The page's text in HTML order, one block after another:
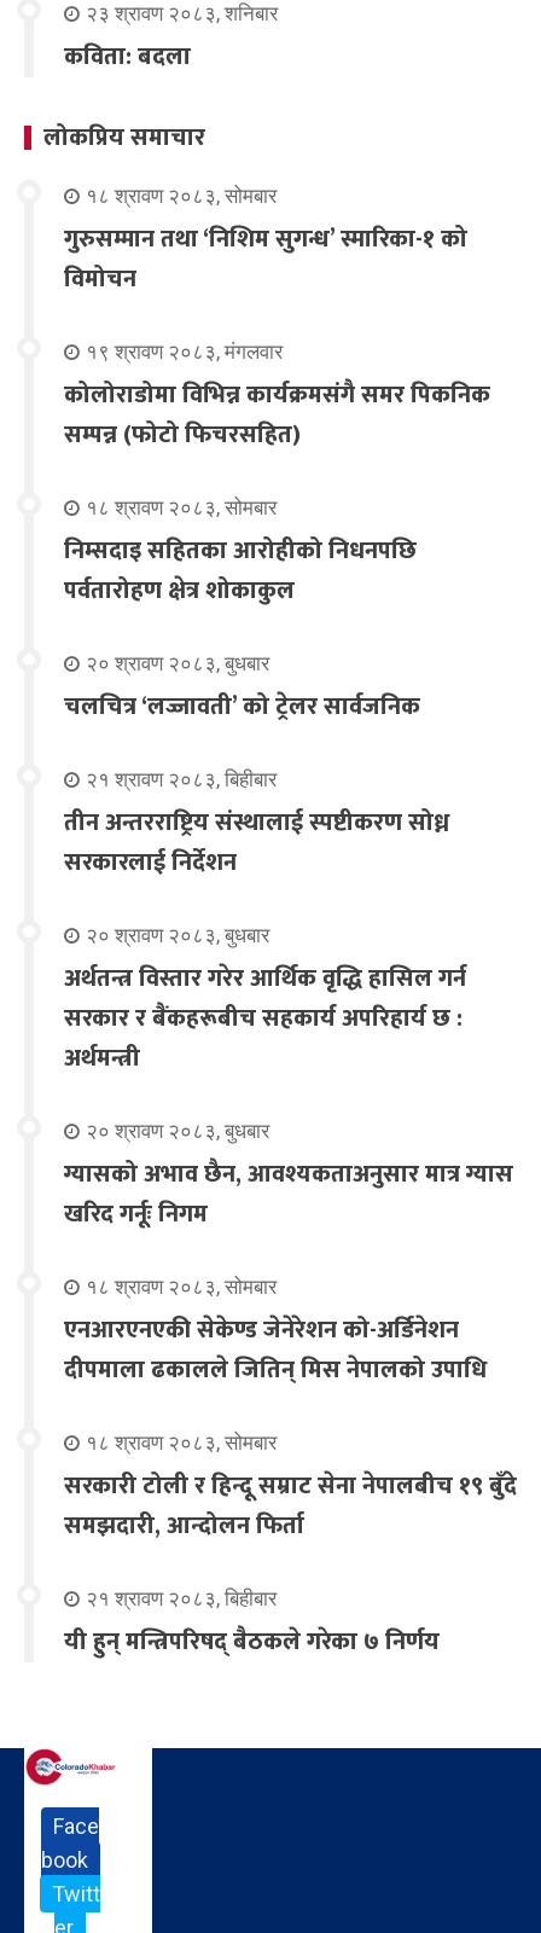
२३ श्रावण २०८३, शनिबार
कविता: बदला
लोकप्रिय समाचार
१८ श्रावण २०८३, सोमबार
गुरुसम्मान तथा ‘निशिम सुगन्ध’ स्मारिका-१ को
विमोचन
१९ श्रावण २०८३, मंगलवार
कोलोराडोमा विभिन्न कार्यक्रमसंगै समर पिकनिक
सम्पन्न (फोटो फिचरसहित)
१८ श्रावण २०८३, सोमबार
निम्सदाइ सहितका आरोहीको निधनपछि
पर्वतारोहण क्षेत्र शोकाकुल
२० श्रावण २०८३, बुधबार
चलचित्र ‘लज्जावती’ को ट्रेलर सार्वजनिक
२१ श्रावण २०८३, बिहीबार
तीन अन्तरराष्ट्रिय संस्थालाई स्पष्टीकरण सोध्न
सरकारलाई निर्देशन
२० श्रावण २०८३, बुधबार
अर्थतन्त्र विस्तार गरेर आर्थिक वृद्धि हासिल गर्न
सरकार र बैंकहरूबीच सहकार्य अपरिहार्य छ :
अर्थमन्त्री
२० श्रावण २०८३, बुधबार
ग्यासको अभाव छैन, आवश्यकताअनुसार मात्र ग्यास
खरिद गर्नूः निगम
१८ श्रावण २०८३, सोमबार
एनआरएनएकी सेकेण्ड जेनेरेशन को-अर्डिनेशन
दीपमाला ढकालले जितिन् मिस नेपालको उपाधि
१८ श्रावण २०८३, सोमबार
सरकारी टोली र हिन्दू सम्राट सेना नेपालबीच १९ बुँदे
समझदारी, आन्दोलन फिर्ता
२१ श्रावण २०८३, बिहीबार
यी हुन् मन्त्रिपरिषद् बैठकले गरेका ७ निर्णय
Face
book
Twitt